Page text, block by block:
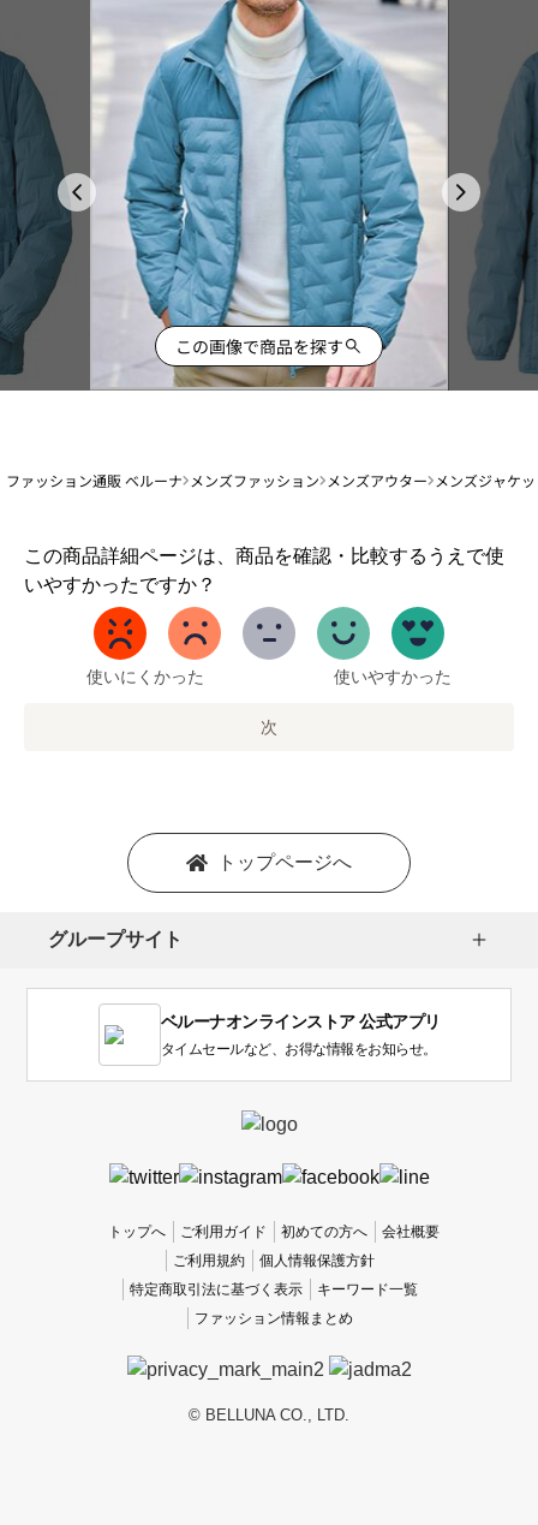
この画像で商品を探す
ファッション通販 ベルーナ メンズファッション メンズアウター メンズジャケ
この商品詳細ページは、商品を確認・比較するうえで使
いやすかったですか？
1
か
い
使いにくかった 使いやすかった
次
トップページへ
グループサイト
ベルーナオンラインストア 公式アプリ
タイムセールなど、お得な情報をお知らせ。
トップへ ご利用ガイド 初めての方へ
会社概要
ご利用規約
個人情報保護方針
特定商取引法に基づく表示
キーワード一覧
ファッション情報まとめ
© BELLUNA CO., LTD.